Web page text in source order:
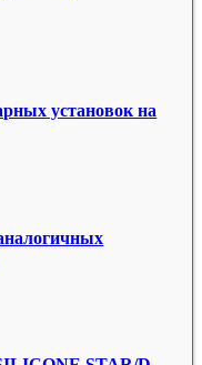
установок на